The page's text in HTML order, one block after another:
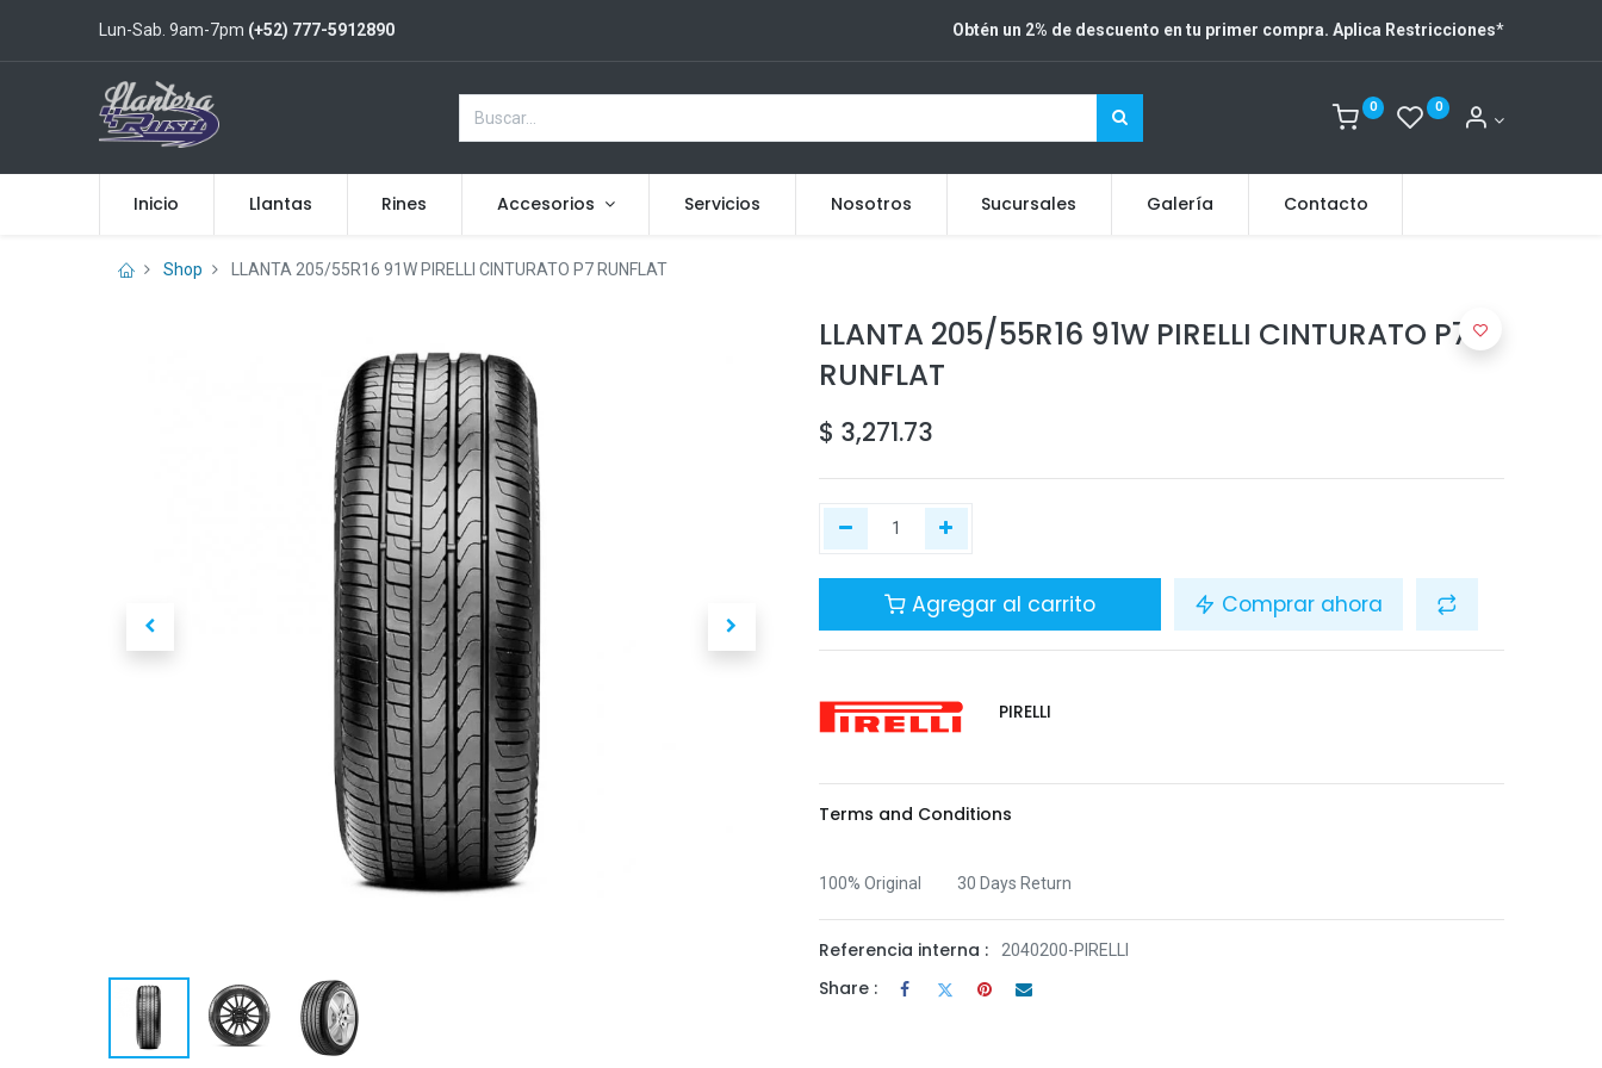
Lun-Sab. 9am-7pm (+52) 777-5912890 Obtén un 2% de descuento en tu primer compra. Aplica Restricciones*
0 0
Inicio Llantas Rines Accesorios Servicios Nosotros Sucursales Galería Contacto
Shop LLANTA 205/55R16 91W PIRELLI CINTURATO P7 RUNFLAT
LLANTA 205/55R16 91W PIRELLI CINTURATO P7
RUNFLAT
$ 3,271.73
Agregar al carrito Comprar ahora
PIRELLI
Terms and Conditions
100% Original 30 Days Return
Referencia interna : 2040200-PIRELLI
Share :